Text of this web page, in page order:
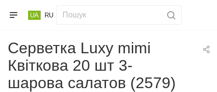
UA RU
Серветка Luxy mimi
Квіткова 20 шт 3-
шарова салатов (2579)